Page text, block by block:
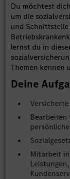
Du möchtest
um die
und Schnittstelle
lernst du in
Themen kennen
Deine
Bearbeiten
Mitarbeit